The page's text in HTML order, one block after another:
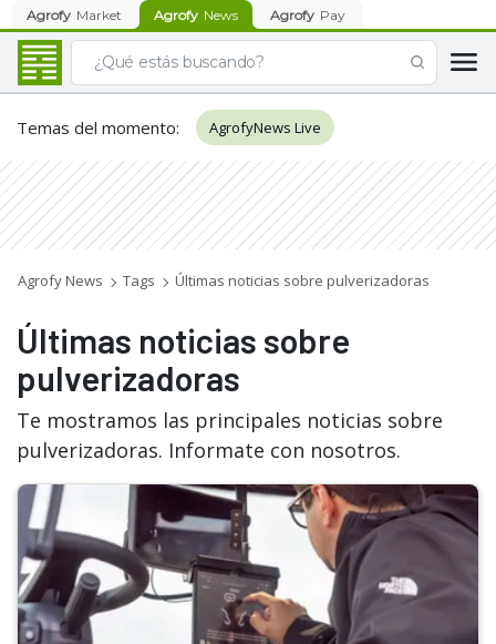
Agrofy Market Agrofy News Agrofy Pay
Temas del momento: AgrofyNews Live
Agrofy News Tags Últimas noticias sobre pulverizadoras
Últimas noticias sobre
pulverizadoras
Te mostramos las principales noticias sobre
pulverizadoras. Informate con nosotros.